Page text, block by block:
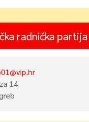
radnička
14